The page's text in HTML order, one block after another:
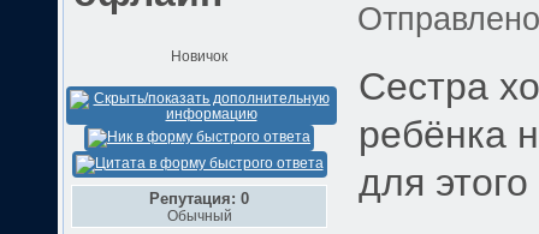
Новичок
Репутация: 0
Обычный
Сестра
ребёнка
для